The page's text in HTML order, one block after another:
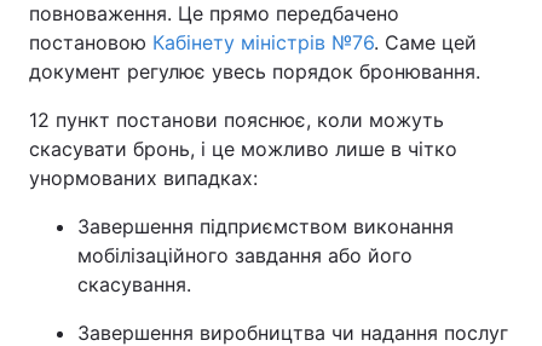
повноваження. Це прямо передбачено
постановою Кабінету міністрів №76. Саме цей
документ регулює увесь порядок бронювання.
12 пункт постанови пояснює, коли можуть
скасувати бронь, і це можливо лише в чітко
унормованих випадках:
Завершення підприємством виконання
мобілізаційного завдання або його
скасування.
Завершення виробництва чи надання послуг